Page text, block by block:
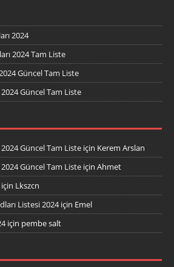
2024
2024 Tam Liste
Güncel Tam Liste
Güncel Tam Liste
Güncel Tam Liste için Kerem Arslan
Güncel Tam Liste için Ahmet
için Lkszcn
Listesi 2024için Emel
için pembe salt